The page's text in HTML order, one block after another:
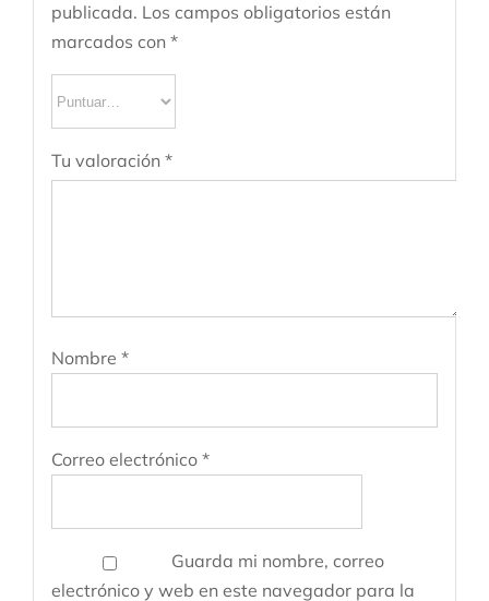
publicada. Los campos obligatorios están
marcados con *
Tu valoración *
Nombre *
Correo electrónico *
Guarda mi nombre, correo
electrónico y web en este navegador para la